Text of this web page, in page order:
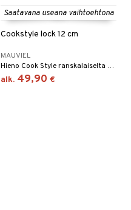
Saatavana useana vaihtoehtona
Cookstyle lock 12 cm
MAUVIEL
Hieno Cook Style ranskalaiselta Mauvielilta. Cookstyle lock on valmistettu laadukkaasta ruostumattomasta teräksestä.
alk. 49,90 €